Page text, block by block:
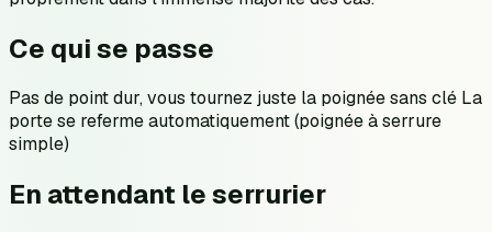
Ce qui se passe
Pas de point dur, vous tournez juste la poignée sans clé La
porte se referme automatiquement (poignée à serrure
simple)
En attendant le serrurier